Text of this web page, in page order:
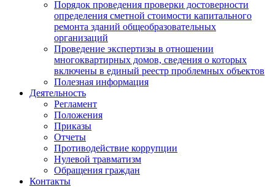
Порядок проведения проверки достоверности
определения сметной стоимости капитального
ремонта зданий общеобразовательных
организаций
Проведение экспертизы в отношении
многоквартирных домов, сведения о которых
включены в единый реестр проблемных объектов
Полезная информация
Деятельность
Регламент
Положения
Приказы
Отчеты
Противодействие коррупции
Нулевой травматизм
Обращения граждан
Контакты